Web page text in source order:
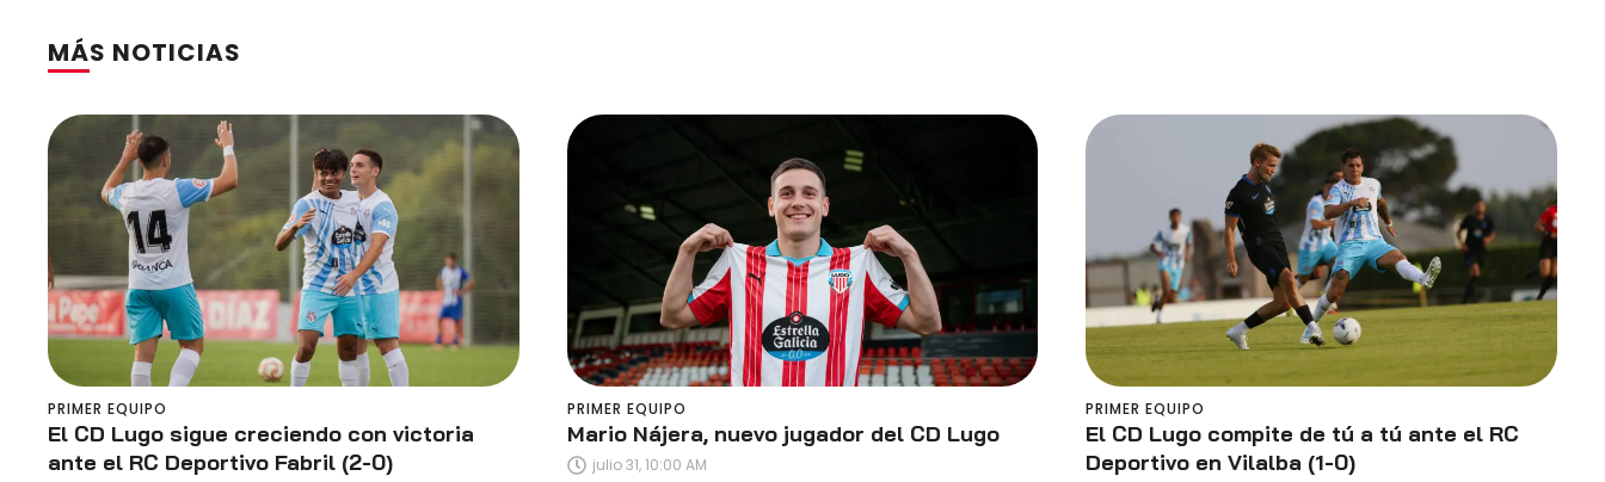
MÁS NOTICIAS
PRIMER EQUIPO
El CD Lugo sigue creciendo con victoria
ante el RC Deportivo Fabril (2-0)
PRIMER EQUIPO
Mario Nájera, nuevo jugador del CD Lugo
julio 31, 10:00 AM
PRIMER EQUIPO
El CD Lugo compite de tú a tú ante el RC
Deportivo en Vilalba (1-0)